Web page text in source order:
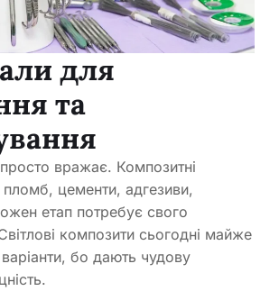
для
та
вражає. Композитні
пломб, цементи, адгезиви,
етап потребує свого
Світлові композити сьогодні майже
варіанти, бо дають чудову